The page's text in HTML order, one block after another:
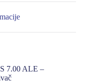
7.00 ALE –